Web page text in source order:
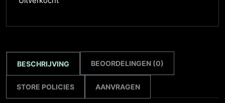
BESCHRIJVING BEOORDELINGEN (0)
STORE POLICIES AANVRAGEN